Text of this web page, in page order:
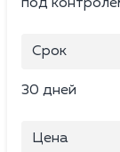
под
Срок
30 дней
Цена